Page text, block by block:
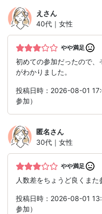
え さん
40代｜女性
やや満足
初めての参加だったので
がわかりました。
投稿日時：2026-08-01
参加）
匿名さん
30代｜女性
やや満足
人数差をちょうど良くまた
投稿日時：2026-08-01
参加）